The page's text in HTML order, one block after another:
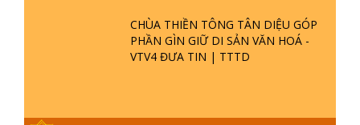
CHÙA THIỀN TÔNG TÂN DIỆU GÓP
PHẦN GÌN GIỮ DI SẢN VĂN HOÁ -
VTV4 ĐƯA TIN | TTTD